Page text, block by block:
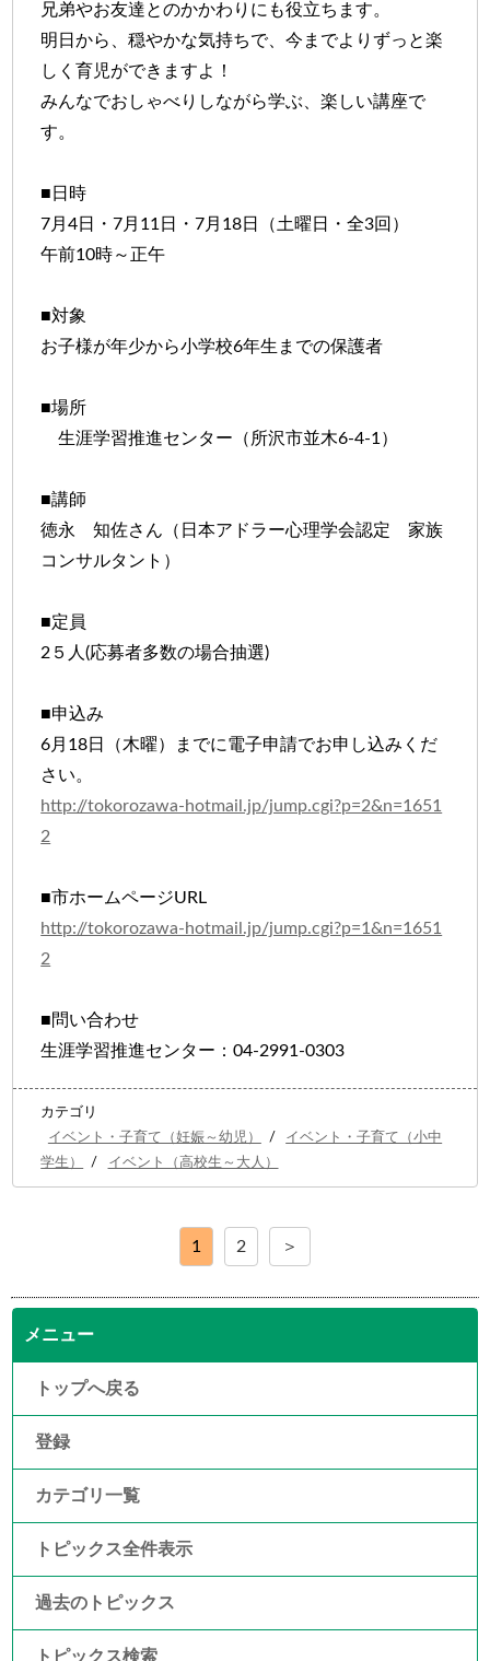
兄弟やお友達とのかかわりにも役立ちます。
明日から、穏やかな気持ちで、今までよりずっと楽
しく育児ができますよ！
みんなでおしゃべりしながら学ぶ、楽しい講座で
す。
■日時
7月4日・7月11日・7月18日（土曜日・全3回）
午前10時～正午
■対象
お子様が年少から小学校6年生までの保護者
■場所
生涯学習推進センター（所沢市並木6-4-1）
■講師
徳永 知佐さん（日本アドラー心理学会認定 家族
コンサルタント）
■定員
2５人(応募者多数の場合抽選)
■申込み
6月18日（木曜）までに電子申請でお申し込みくだ
さい。
http://tokorozawa-hotmail.jp/jump.cgi?p=2&n=1651
2
■市ホームページURL
http://tokorozawa-hotmail.jp/jump.cgi?p=1&n=1651
2
■問い合わせ
生涯学習推進センター：04‐2991‐0303
カテゴリ
イベント・子育て（妊娠～幼児）
/
イベント・子育て（小中
学生）
/ イベント（高校生～大人）
1 2 ＞
メニュー
トップへ戻る
登録
カテゴリ一覧
トピックス全件表示
過去のトピックス
トピックス検索